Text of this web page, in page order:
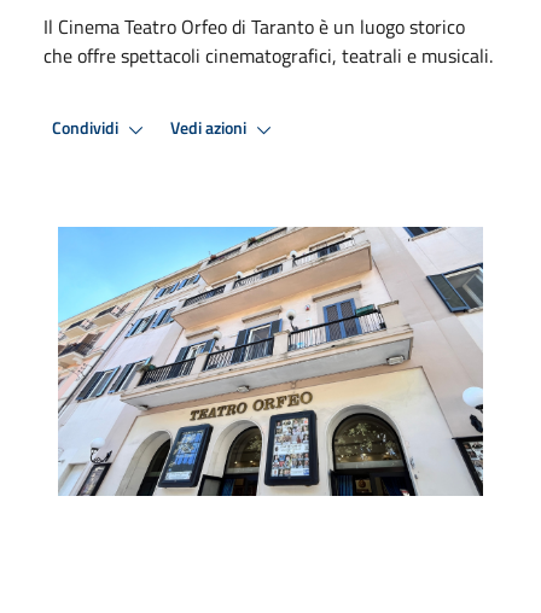
Il Cinema Teatro Orfeo di Taranto è un luogo storico
che offre spettacoli cinematografici, teatrali e musicali.
Condividi Vedi azioni